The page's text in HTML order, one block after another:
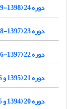
دوره 24 (1398-1399)
دوره 23 (1397-1398)
دوره 22 (1397-1396)
دوره 21 (1395 و 1396)
دوره 20 (1394 و 1395)